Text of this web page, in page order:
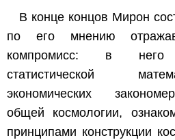
В конце концов Мирон
по его мнению
компромисс: в
статистической
экономических
общей космологии,
принципами конструкции